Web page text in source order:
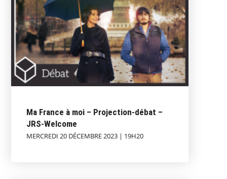
Ma France à moi – Projection-débat –
JRS-Welcome
MERCREDI 20 DÉCEMBRE 2023 | 19H20